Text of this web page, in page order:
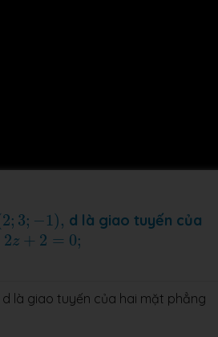
2; 3; −1),
;3;−
d là giao tuyến của
2z + 2 = 0;
= ;
d là giao tuyến của hai mặt phẳng